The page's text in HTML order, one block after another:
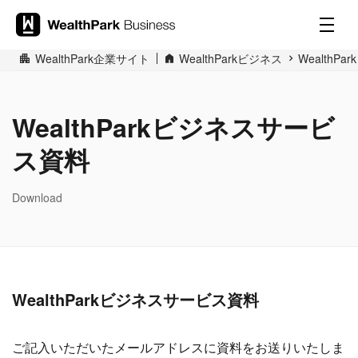
WealthPark企業サイト WealthParkビジネス
WealthParkビジネスサービ
ス資料
Download
WealthParkビジネスサービス資料
ご記入いただいたメールアドレスに資料をお送りいたしま